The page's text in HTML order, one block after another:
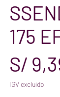
175
S/
IGV excluido